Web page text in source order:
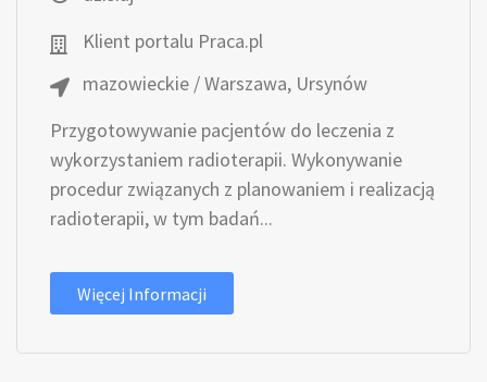
Klient portalu Praca.pl
mazowieckie / Warszawa, Ursynów
Przygotowywanie pacjentów do leczenia z
wykorzystaniem radioterapii. Wykonywanie
procedur związanych z planowaniem i realizacją
radioterapii, w tym badań...
Więcej Informacji